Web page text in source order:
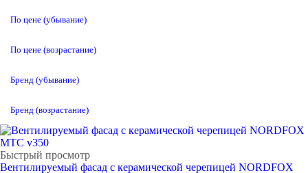
По цене (убывание)
По цене (возрастание)
Бренд (убывание)
Бренд (возрастание)
Быстрый просмотр
Вентилируемый фасад с керамической черепицей NORDFOX